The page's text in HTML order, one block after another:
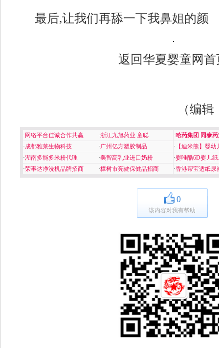
最后,让我们再舔一下我鼻姐的颜
返回 华夏婴童网首
（编
· 网络平台佳诚合作共赢 ·浙江九旭药业 童聪 ·哈药集团 同泰
·成都雅莱生物科技 ·广州亿方塑胶制品 · 【迪米熊】婴幼
·湖南多能多米粉代理 ·美智高乳业进口奶粉 ·婴唯酷6D婴儿
·荣事达净洗机品牌招商 ·樟树市亮健保健品招商 ·香港帮宝适纸尿
0
该内容对我有帮助